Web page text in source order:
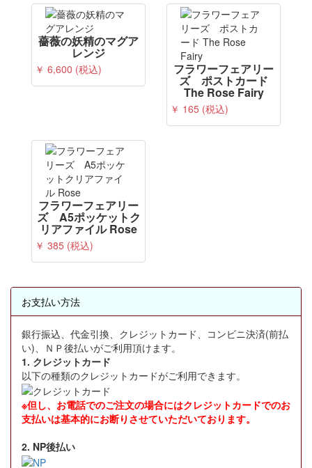
薔薇の妖精のマグア
レンジ
￥ 6,600 (税込) フラワーフェアリー
ズ ポストカード
The Rose Fairy
￥ 165 (税込)
フラワーフェアリー
ズ A5ポッケットク
リアファイル Rose
￥ 385 (税込)
お支払い方法
銀行振込、代金引換、クレジットカード、コンビニ決済(前払
い)、ＮＰ後払いがご利用頂けます。
1. クレジットカード
以下の種類のクレジットカードがご利用できます。
※但し、お電話でのご注文の場合にはクレジットカードでのお
支払いは基本的にお断りさせていただいております。
2. NP後払い